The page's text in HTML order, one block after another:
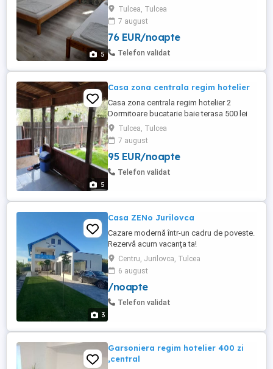
5
paturi simple 400 lei pe zi ( in functie de nr
de persoane si durata )
Tulcea, Tulcea
7 august
76 EUR/noapte
Telefon validat
5
Casa zona centrala regim hotelier
Casa zona centrala regim hotelier 2
Dormitoare bucatarie baie terasa 500 lei
pe zi in functie de nr de persoane si
durata
Tulcea, Tulcea
7 august
95 EUR/noapte
Telefon validat
3
Casa ZENo Jurilovca
Cazare modernă într-un cadru de poveste.
Rezervă acum vacanța ta!
Centru, Jurilovca, Tulcea
6 august
/noapte
Telefon validat
Garsoniera regim hotelier 400 zi
,central